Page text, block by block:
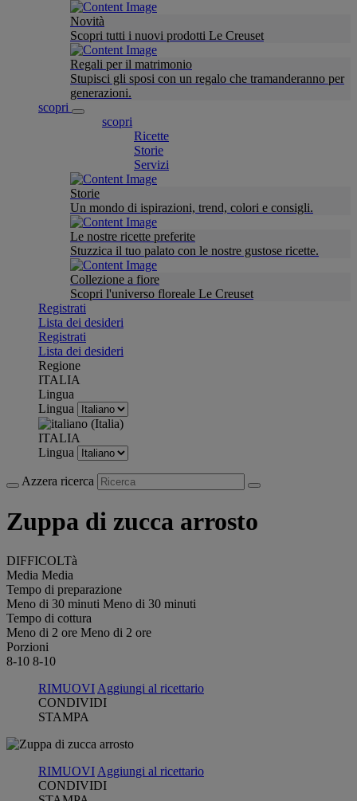
Novità
Scopri tutti i nuovi prodotti Le Creuset
Regali per il matrimonio
Stupisci gli sposi con un regalo che tramanderanno per
generazioni.
scopri
scopri
Ricette
Storie
Servizi
Storie
Un mondo di ispirazioni, trend, colori e consigli.
Le nostre ricette preferite
Stuzzica il tuo palato con le nostre gustose ricette.
Collezione a fiore
Scopri l'universo floreale Le Creuset
Registrati
Lista dei desideri
Registrati
Lista dei desideri
Regione
ITALIA
Lingua
Lingua
ITALIA
Lingua
Azzera ricerca
Zuppa di zucca arrosto
DIFFICOLTà
Media Media
Tempo di preparazione
Meno di 30 minuti Meno di 30 minuti
Tempo di cottura
Meno di 2 ore Meno di 2 ore
Porzioni
8-10 8-10
RIMUOVI Aggiungi al ricettario
CONDIVIDI
STAMPA
RIMUOVI Aggiungi al ricettario
CONDIVIDI